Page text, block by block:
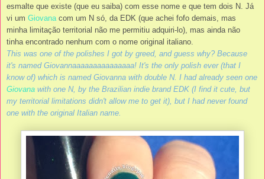
esmalte que existe (que eu saiba) com esse nome e que tem dois N. Já
vi um Giovanacom um N só, da EDK (que achei fofo demais, mas
minha limitação territorial não me permitiu adquiri-lo), mas ainda não
tinha encontrado nenhum com o nome original italiano.
This was one of the polishes I got by greed, and guess why? Because
it's named Giovannaaaaaaaaaaaaaaa! It's the only polish ever (that I
know of) which is named Giovanna with double N. I had already seen one
Giovana with one N, by the Brazilian indie brand EDK (I find it cute, but
my territorial limitations didn't allow me to get it), but I had never found
one with the original Italian name.